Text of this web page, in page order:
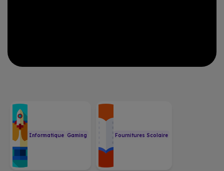
Informatique Gaming Fournitures Scolaire